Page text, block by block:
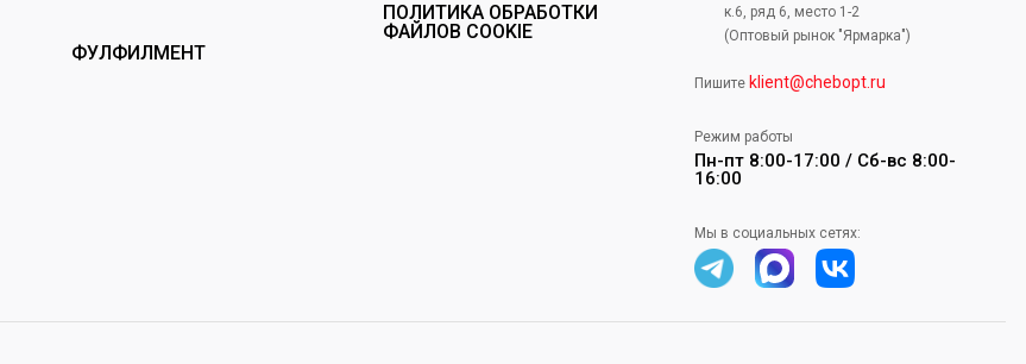
ФУЛФИЛМЕНТ
ПОЛИТИКА ОБРАБОТКИ
ФАЙЛОВ COOKIE
к.6, ряд 6, место 1-2
(Оптовый рынок "Ярмарка")
Пишите klient@chebopt.ru
Режим работы
Пн-пт 8:00-17:00 / Сб-вс 8:00-
16:00
Мы в социальных сетях: